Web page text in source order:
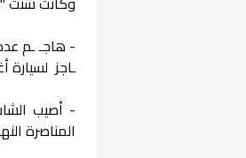
- هاجـ ـم
ـاجز
- أصيب
المناصرة